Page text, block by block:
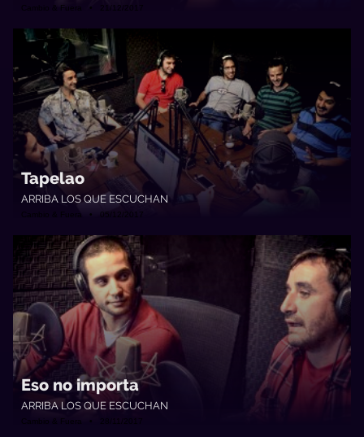
Cambio & Fuera • 21/12/2017
Tapelao
ARRIBA LOS QUE ESCUCHAN
Cambio & Fuera • 05/12/2017
Eso no importa
ARRIBA LOS QUE ESCUCHAN
Cambio & Fuera • 28/11/2017